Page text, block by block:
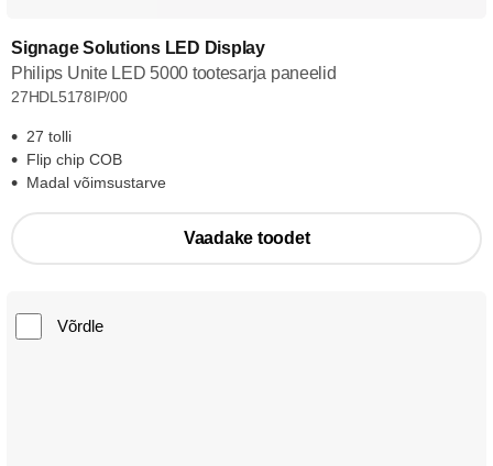
Signage Solutions LED Display
Philips Unite LED 5000 tootesarja paneelid
27HDL5178IP/00
27 tolli
Flip chip COB
Madal võimsustarve
Vaadake toodet
Võrdle